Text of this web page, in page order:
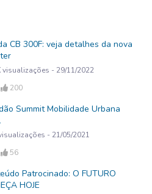
CB 300F: veja detalhes da nova
visualizações - 29/11/2022
200
Summit Mobilidade Urbana
- 21/05/2021
56
Patrocinado: O FUTURO
HOJE